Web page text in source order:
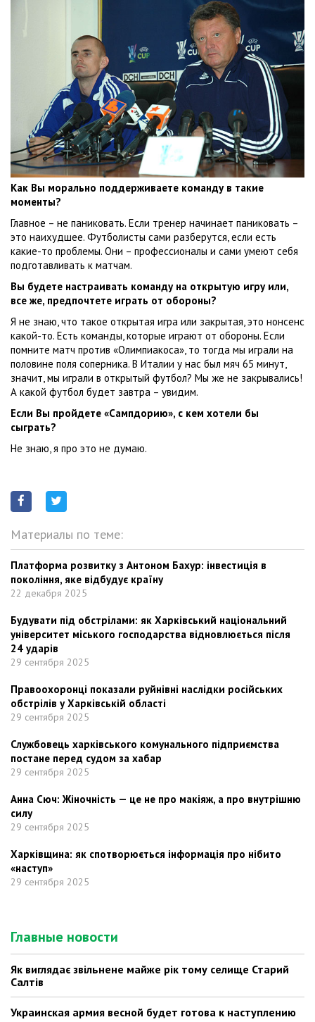
Как Вы морально поддерживаете команду в такие
моменты?
Главное – не паниковать. Если тренер начинает паниковать –
это наихудшее. Футболисты сами разберутся, если есть
какие-то проблемы. Они – профессионалы и сами умеют себя
подготавливать к матчам.
Вы будете настраивать команду на открытую игру или,
все же, предпочтете играть от обороны?
Я не знаю, что такое открытая игра или закрытая, это нонсенс
какой-то. Есть команды, которые играют от обороны. Если
помните матч против «Олимпиакоса», то тогда мы играли на
половине поля соперника. В Италии у нас был мяч 65 минут,
значит, мы играли в открытый футбол? Мы же не закрывались!
А какой футбол будет завтра – увидим.
Если Вы пройдете «Сампдорию», с кем хотели бы
сыграть?
Не знаю, я про это не думаю.
Материалы по теме:
Платформа розвитку з Антоном Бахур: інвестиція в
покоління, яке відбудує країну
22 декабря 2025
Будувати під обстрілами: як Харківський національний
університет міського господарства відновлюється після
24 ударів
29 сентября 2025
Правоохоронці показали руйнівні наслідки російських
обстрілів у Харківській області
29 сентября 2025
Службовець харківського комунального підприємства
постане перед судом за хабар
29 сентября 2025
Анна Сюч: Жіночність — це не про макіяж, а про внутрішню
силу
29 сентября 2025
Харківщина: як спотворюється інформація про нібито
«наступ»
29 сентября 2025
Главные новости
Як виглядає звільнене майже рік тому селище Старий
Салтів
Украинская армия весной будет готова к наступлению